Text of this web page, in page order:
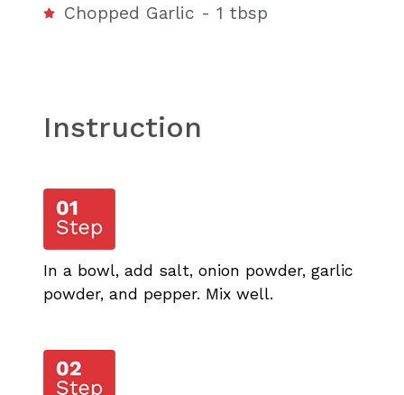
Chopped Garlic - 1 tbsp
Instruction
In a bowl, add salt, onion powder, garlic
powder, and pepper. Mix well.